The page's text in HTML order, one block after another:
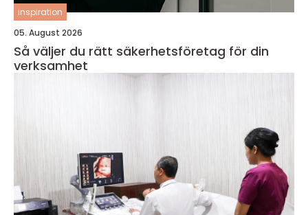
inspiration
05. August 2026
Så väljer du rätt säkerhetsföretag för din
verksamhet